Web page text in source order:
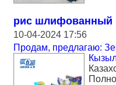
рис шлифованный
10-04-2024 17:56
Продам, предлагаю: